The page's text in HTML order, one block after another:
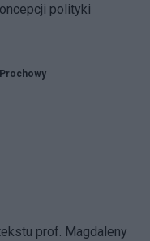
polityki
prof. Magdaleny